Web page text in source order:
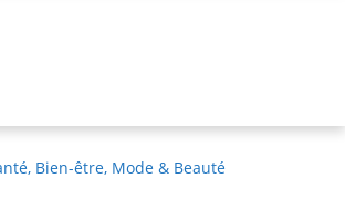
Bien-être, Mode & Beauté